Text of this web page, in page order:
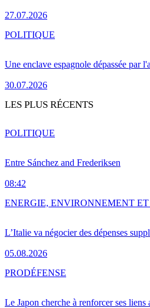
27.07.2026
Une enclave espagnole dépassée par
30.07.2026
POLITIQUE
LES PLUS RÉCENTS
Entre Sánchez and Frederiksen
08:42
POLITIQUE
L’Italie va négocier des dépenses
05.08.2026
ENERGIE, ENVIRONNEMENT
Le Japon cherche à renforcer ses
PRODÉFENSE